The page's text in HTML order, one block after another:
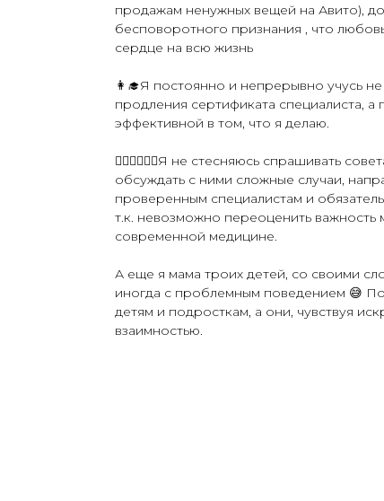
продажам ненужных вещей на Авито),
бесповоротного признания , что
сердце на всю жизнь
👩‍🎓Я постоянно и непрерывно учусь
продления сертификата специалиста, а
эффективной в том, что я делаю.
🧑‍⚕️👩‍⚕️👨‍⚕️Я не стесняюсь спрашивать
обсуждать с ними сложные случаи,
проверенным специалистам и
т.к. невозможно переоценить важность
современной медицине.
А еще я мама троих детей, со своими
иногда с проблемным поведением 😅
детям и подросткам, а они, чувствуя
взаимностью.